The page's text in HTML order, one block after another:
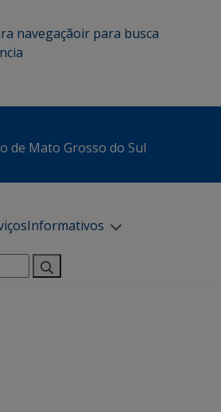
navegaçãoir para busca
de Mato Grosso do Sul
Informativos